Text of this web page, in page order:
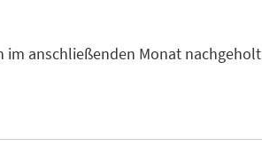
im anschließenden Monat nachgeholt